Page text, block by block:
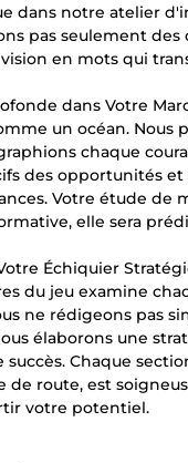
dans notre atelier
pas seulement des
en mots qui
dans Votre
un océan. Nous
chaque
des opportunités et
Votre étude de
elle sera
Échiquier
du jeu examine
ne rédigeons pas
élaborons une
Chaque
de route, est
votre potentiel.